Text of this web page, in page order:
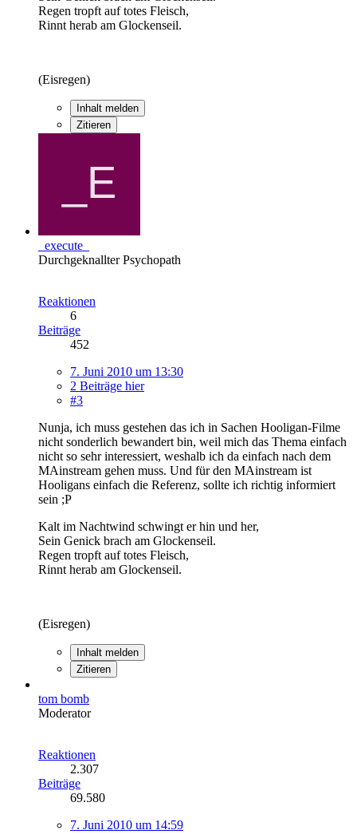
Regen tropft auf totes Fleisch,
Rinnt herab am Glockenseil.
(Eisregen)
Inhalt melden
Zitieren
_execute_
Durchgeknallter Psychopath
Reaktionen
6
Beiträge
452
7. Juni 2010 um 13:30
2 Beiträge hier
#3
Nunja, ich muss gestehen das ich in Sachen Hooligan-Filme
nicht sonderlich bewandert bin, weil mich das Thema einfach
nicht so sehr interessiert, weshalb ich da einfach nach dem
MAinstream gehen muss. Und für den MAinstream ist
Hooligans einfach die Referenz, sollte ich richtig informiert
sein ;P
Kalt im Nachtwind schwingt er hin und her,
Sein Genick brach am Glockenseil.
Regen tropft auf totes Fleisch,
Rinnt herab am Glockenseil.
(Eisregen)
Inhalt melden
Zitieren
tom bomb
Moderator
Reaktionen
2.307
Beiträge
69.580
7. Juni 2010 um 14:59